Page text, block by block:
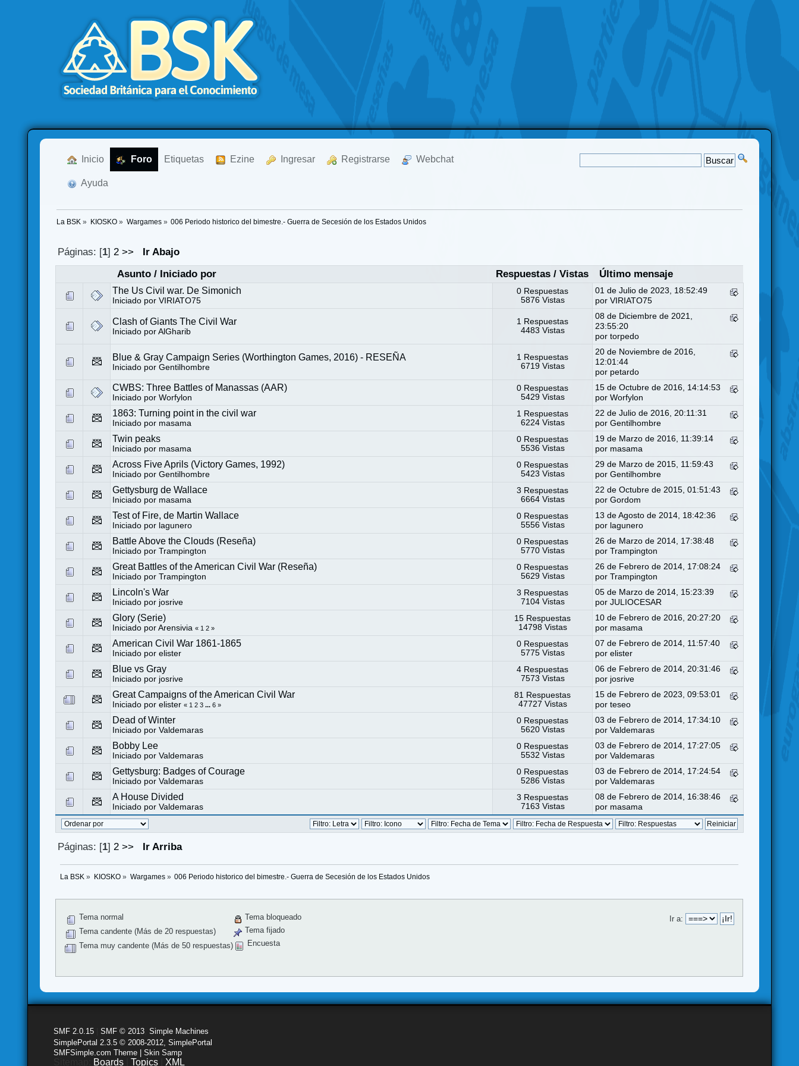
Inicio Foro Etiquetas Ezine Ingresar Registrarse Webchat
Ayuda
La BSK » KIOSKO» Wargames» 006 Periodo historico del bimestre.- Guerra de Secesión de los Estados Unidos
Páginas: [1] 2 >>
Ir Abajo
Asunto/ Iniciado por Respuestas /Vistas Último mensaje
The Us Civil war. De Simonich
Iniciado porVIRIATO75
0 Respuestas
5876 Vistas
01 de Julio de 2023, 18:52:49
porVIRIATO75
Clash of Giants The Civil War
Iniciado porAlGharib
1 Respuestas
4483 Vistas
08 de Diciembre de 2021,
23:55:20
portorpedo
Blue & Gray Campaign Series (Worthington Games, 2016) - RESEÑA
Iniciado porGentilhombre
1 Respuestas
6719 Vistas
20 de Noviembre de 2016,
12:01:44
por petardo
CWBS: Three Battles of Manassas (AAR)
Iniciado porWorfylon
0 Respuestas
5429 Vistas
15 de Octubre de 2016, 14:14:53
porWorfylon
1863: Turning point in the civil war
Iniciado por masama
1 Respuestas
6224 Vistas
22 de Julio de 2016, 20:11:31
porGentilhombre
Twin peaks
Iniciado por masama
0 Respuestas
5536 Vistas
19 de Marzo de 2016, 11:39:14
por masama
Across Five Aprils (Victory Games, 1992)
Iniciado porGentilhombre
0 Respuestas
5423 Vistas
29 de Marzo de 2015, 11:59:43
porGentilhombre
Gettysburg de Wallace
Iniciado por masama
3 Respuestas
6664 Vistas
22 de Octubre de 2015, 01:51:43
porGordom
Test of Fire, de Martin Wallace
Iniciado por lagunero
0 Respuestas
5556 Vistas
13 de Agosto de 2014, 18:42:36
por lagunero
Battle Above the Clouds (Reseña)
Iniciado por Trampington
0 Respuestas
5770 Vistas
26 de Marzo de 2014, 17:38:48
por Trampington
Great Battles of the American Civil War (Reseña)
Iniciado por Trampington
0 Respuestas
5629 Vistas
26 de Febrero de 2014, 17:08:24
por Trampington
Lincoln's War
Iniciado por josrive
3 Respuestas
7104 Vistas
05 de Marzo de 2014, 15:23:39
porJULIOCESAR
Glory (Serie)
Iniciado porArensivia « 1 2 »
15 Respuestas
14798 Vistas
10 de Febrero de 2016, 20:27:20
por masama
American Civil War 1861-1865
Iniciado porelister
0 Respuestas
5775 Vistas
07 de Febrero de 2014, 11:57:40
porelister
Blue vs Gray
Iniciado por josrive
4 Respuestas
7573 Vistas
06 de Febrero de 2014, 20:31:46
por josrive
Great Campaigns of the American Civil War
Iniciado porelister « 1 2 3 ...6 »
81 Respuestas
47727 Vistas
15 de Febrero de 2023, 09:53:01
porteseo
Dead of Winter
Iniciado porValdemaras
0 Respuestas
5620 Vistas
03 de Febrero de 2014, 17:34:10
porValdemaras
Bobby Lee
Iniciado porValdemaras
0 Respuestas
5532 Vistas
03 de Febrero de 2014, 17:27:05
porValdemaras
Gettysburg: Badges of Courage
Iniciado porValdemaras
0 Respuestas
5286 Vistas
03 de Febrero de 2014, 17:24:54
porValdemaras
A House Divided
Iniciado porValdemaras
3 Respuestas
7163 Vistas
08 de Febrero de 2014, 16:38:46
por masama
Páginas: [1] 2 >> Ir Arriba
La BSK » KIOSKO» Wargames» 006 Periodo historico del bimestre.- Guerra de Secesión de los Estados Unidos
Ir a:
Tema normal
Tema candente (Más de 20 respuestas)
Tema muy candente (Más de 50 respuestas)
Tema bloqueado
Tema fijado
Encuesta
SMF 2.0.15 |SMF © 2013 ,Simple Machines
SimplePortal 2.3.5 © 2008-2012, SimplePortal
SMFSimple.com Theme | Skin Samp
Boards |Topics XML